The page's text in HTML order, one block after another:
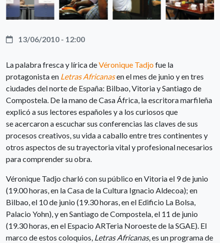
13/06/2010 - 12:00
La palabra fresca y lírica deVéronique Tadjofue la
protagonista en Letras Africanasen el mes de junio y en tres
ciudades del norte de España: Bilbao, Vitoria y Santiago de
Compostela. De la mano de Casa África, la escritora marfileña
explicó a sus lectores españoles y a los curiosos que
se acercaron a escuchar sus conferencias las claves de sus
procesos creativos, su vida a caballo entre tres continentes y
otros aspectos de su trayectoria vital y profesional necesarios
para comprender su obra.
Véronique Tadjo charló con su público en Vitoria el 9 de junio
(19.00 horas, en la Casa de la Cultura Ignacio Aldecoa); en
Bilbao, el 10 de junio (19.30 horas, en el Edificio La Bolsa,
Palacio Yohn), y en Santiago de Compostela, el 11 de junio
(19.30 horas, en el Espacio ARTeria Noroeste de la SGAE). El
marco de estos coloquios, Letras Africanas, es un programa de